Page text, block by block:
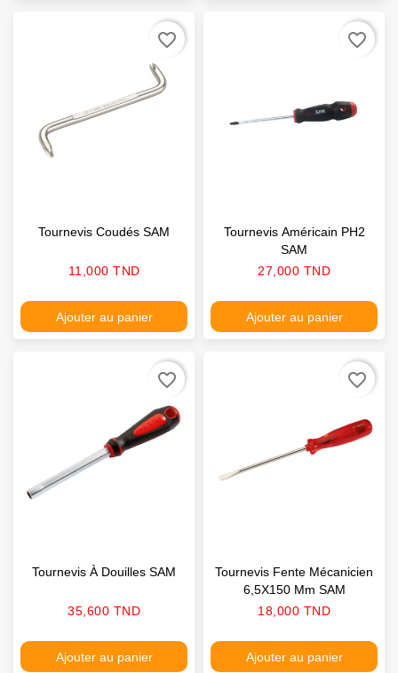
Tournevis Coudés SAM
Prix
11,000 TND
Ajouter au panier
favorite_border
Tournevis Américain PH2
SAM
Prix
27,000 TND
Ajouter au panier
favorite_border
Tournevis À Douilles SAM
Prix
35,600 TND
Ajouter au panier
favorite_border
Tournevis Fente Mécanicien
6,5X150 Mm SAM
Prix
18,000 TND
Ajouter au panier
favorite_border